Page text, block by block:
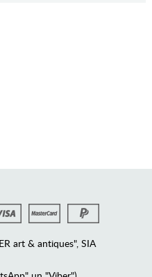
art & antiques", SIA